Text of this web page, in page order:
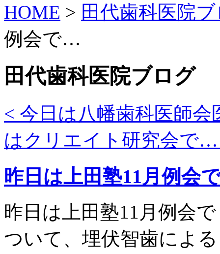
HOME > 田代歯科医院
例会で…
田代歯科医院ブログ
< 今日は八幡歯科医師
はクリエイト研究会で
昨日は上田塾11月例会
昨日は上田塾11月例会
ついて、埋伏智歯によ